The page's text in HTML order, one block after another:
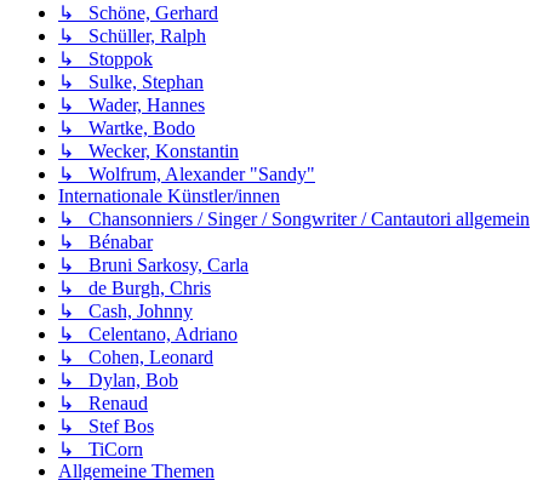
↳ Schöne, Gerhard
↳ Schüller, Ralph
↳ Stoppok
↳ Sulke, Stephan
↳ Wader, Hannes
↳ Wartke, Bodo
↳ Wecker, Konstantin
↳ Wolfrum, Alexander "Sandy"
Internationale Künstler/innen
↳ Chansonniers / Singer / Songwriter / Cantautori allgemein
↳ Bénabar
↳ Bruni Sarkosy, Carla
↳ de Burgh, Chris
↳ Cash, Johnny
↳ Celentano, Adriano
↳ Cohen, Leonard
↳ Dylan, Bob
↳ Renaud
↳ Stef Bos
↳ TiCorn
Allgemeine Themen